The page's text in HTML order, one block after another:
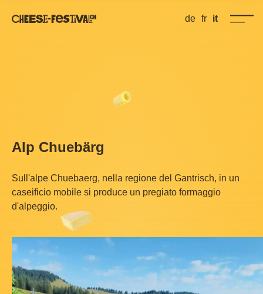
de fr it
Alp Chuebärg
Sull'alpe Chuebaerg, nella regione del Gantrisch, in un
caseificio mobile si produce un pregiato formaggio
d'alpeggio.